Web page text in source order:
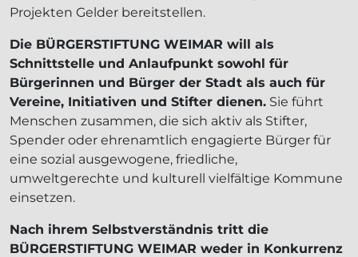
Projekten Gelder bereitstellen.
Die BÜRGERSTIFTUNG WEIMAR will als
Schnittstelle und Anlaufpunkt sowohl für
Bürgerinnen und Bürger der Stadt als auch für
Vereine, Initiativen und Stifter dienen. Sie führt
Menschen zusammen, die sich aktiv als Stifter,
Spender oder ehrenamtlich engagierte Bürger für
eine sozial ausgewogene, friedliche,
umweltgerechte und kulturell vielfältige Kommune
einsetzen.
Nach ihrem Selbstverständnis tritt die
BÜRGERSTIFTUNG WEIMAR weder in Konkurrenz